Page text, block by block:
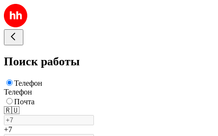
Поиск работы
Телефон
Телефон
Почта
🇷🇺
+7